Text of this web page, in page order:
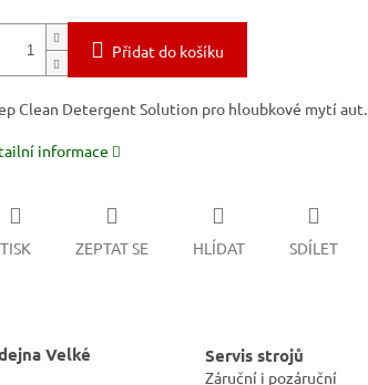
Přidat do košíku
Clean Detergent Solution pro hloubkové mytí aut.
informace
TISK ZEPTAT SE HLÍDAT SDÍLET
Velké
Servis strojů
Záruční i pozáruční